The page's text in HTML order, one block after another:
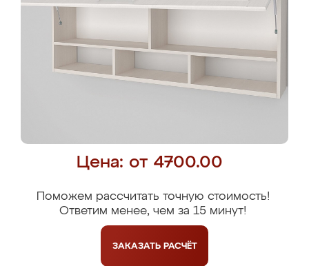
Цена: от 4700.00
Поможем рассчитать точную стоимость!
Ответим менее, чем за 15 минут!
ЗАКАЗАТЬ РАСЧЁТ